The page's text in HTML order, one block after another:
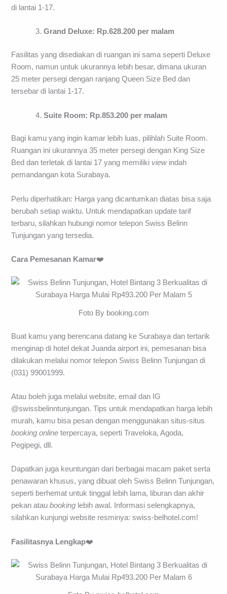
di lantai 1-17.
Grand Deluxe: Rp.628.200 per malam
Fasilitas yang disediakan di ruangan ini sama seperti Deluxe
Room, namun untuk ukurannya lebih besar, dimana ukuran
25 meter persegi dengan ranjang Queen Size Bed dan
tersebar di lantai 1-17.
Suite Room: Rp.853.200 per malam
Bagi kamu yang ingin kamar lebih luas, pilihlah Suite Room.
Ruangan ini ukurannya 35 meter persegi dengan King Size
Bed dan terletak di lantai 17 yang memiliki viewindah
pemandangan kota Surabaya.
Perlu diperhatikan: Harga yang dicantumkan diatas bisa saja
berubah setiap waktu. Untuk mendapatkan update tarif
terbaru, silahkan hubungi nomor telepon Swiss Belinn
Tunjungan yang tersedia.
Cara Pemesanan Kamar❤️
Foto By booking.com
Buat kamu yang berencana datang ke Surabaya dan tertarik
menginap di hotel dekat Juanda airport ini, pemesanan bisa
dilakukan melalui nomor telepon Swiss Belinn Tunjungan di
(031) 99001999.
Atau boleh juga melalui website, email dan IG
@swissbelinntunjungan. Tips untuk mendapatkan harga lebih
murah, kamu bisa pesan dengan menggunakan situs-situs
booking online terpercaya, seperti Traveloka, Agoda,
Pegipegi, dll.
Dapatkan juga keuntungan dari berbagai macam paket serta
penawaran khusus, yang dibuat oleh Swiss Belinn Tunjungan,
seperti berhemat untuk tinggal lebih lama, liburan dan akhir
pekan ataubooking lebih awal. Informasi selengkapnya,
silahkan kunjungi website resminya: swiss-belhotel.com!
Fasilitasnya Lengkap❤️